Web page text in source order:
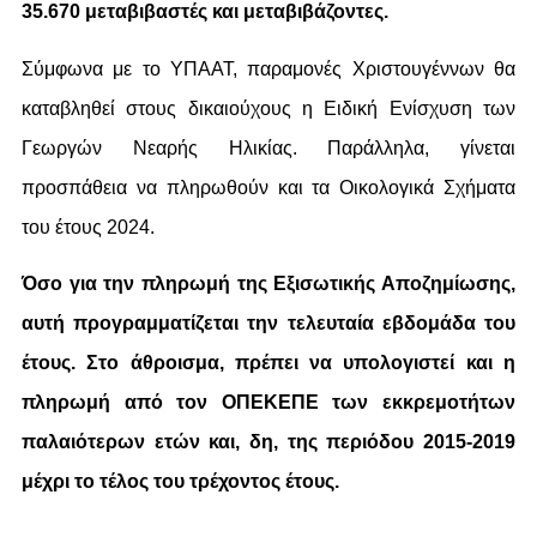
35.670 μεταβιβαστές και μεταβιβάζοντες.
Σύμφωνα με το ΥΠΑΑΤ, παραμονές Χριστουγέννων θα
καταβληθεί στους δικαιούχους η Ειδική Ενίσχυση των
Γεωργών Νεαρής Ηλικίας. Παράλληλα, γίνεται
προσπάθεια να πληρωθούν και τα Οικολογικά Σχήματα
του έτους 2024.
Όσο για την πληρωμή της Εξισωτικής Αποζημίωσης,
αυτή προγραμματίζεται την τελευταία εβδομάδα του
έτους. Στο άθροισμα, πρέπει να υπολογιστεί και η
πληρωμή από τον ΟΠΕΚΕΠΕ των εκκρεμοτήτων
παλαιότερων ετών και, δη, της περιόδου 2015-2019
μέχρι το τέλος του τρέχοντος έτους.